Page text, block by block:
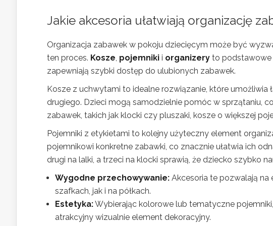
Jakie akcesoria ułatwiają organizację
Organizacja zabawek w pokoju dziecięcym może być
ten proces. Kosze, pojemniki i organizery to podstawowe
zapewniają szybki dostęp do ulubionych zabawek.
Kosze z uchwytami to idealne rozwiązanie, które
drugiego. Dzieci mogą samodzielnie pomóc w sprzątaniu,
zabawek, takich jak klocki czy pluszaki, kosze o większej
Pojemniki z etykietami to kolejny użyteczny element
pojemnikowi konkretne zabawki, co znacznie ułatwia ich
drugi na lalki, a trzeci na klocki sprawią, że dziecko szybko
Wygodne przechowywanie: Akcesoria te pozwalają
szafkach, jak i na półkach.
Estetyka:Wybierając kolorowe lub tematyczne
atrakcyjny wizualnie element dekoracyjny.